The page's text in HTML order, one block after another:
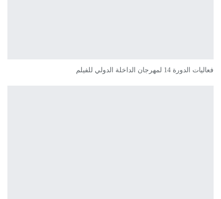
فعاليات الدورة 14 لمهرجان الداخلة الدولي للفيلم